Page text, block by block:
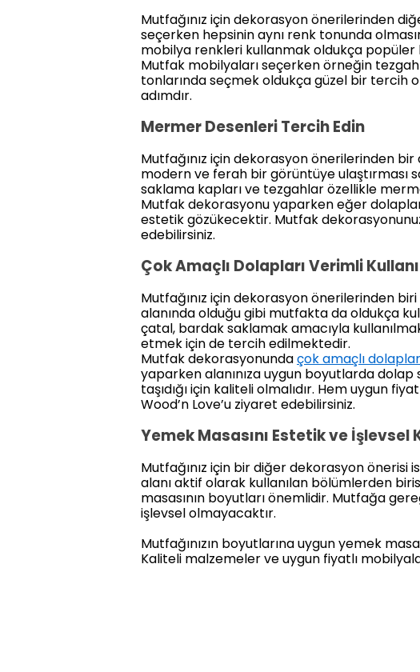
Mutfağınız için dekorasyon önerilerinden
seçerken hepsinin aynı renk tonunda
mobilya renkleri kullanmak oldukça
Mutfak mobilyaları seçerken örneğin
tonlarında seçmek oldukça güzel bir tercih
adımdır.
Mermer Desenleri Tercih Edin
Mutfağınız için dekorasyon önerilerinden
modern ve ferah bir görüntüye ulaştırması
saklama kapları ve tezgahlar özellikle
Mutfak dekorasyonu yaparken eğer
estetik gözükecektir. Mutfak
edebilirsiniz.
Çok Amaçlı Dolapları Verimli
Mutfağınız için dekorasyon önerilerinden
alanında olduğu gibi mutfakta da oldukça
çatal, bardak saklamak amacıyla
etmek için de tercih edilmektedir.
Mutfak dekorasyonundaçok amaçlı dolaplar
yaparken alanınıza uygun boyutlarda dolap
taşıdığı için kaliteli olmalıdır. Hem uygun
Wood’n Love’u ziyaret edebilirsiniz.
Yemek Masasını Estetik ve İşlevsel
Mutfağınız için bir diğer dekorasyon önerisi
alanı aktif olarak kullanılan bölümlerden
masasının boyutları önemlidir. Mutfağa
işlevsel olmayacaktır.
Mutfağınızın boyutlarına uygun yemek
Kaliteli malzemeler ve uygun fiyatlı